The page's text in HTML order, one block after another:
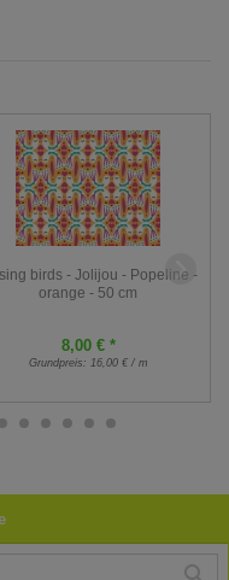
birds - Jolijou - Popeline -
orange - 50 cm
8,00 € *
Grundpreis: 16,00 € / m